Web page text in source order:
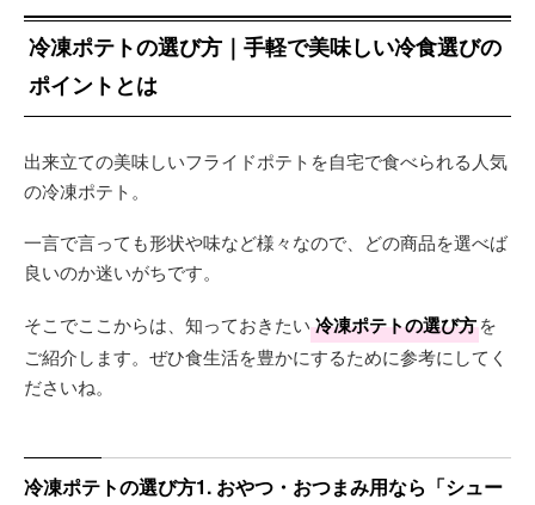
冷凍ポテトの選び方｜手軽で美味しい冷食選びの
ポイントとは
出来立ての美味しいフライドポテトを自宅で食べられる人気
の冷凍ポテト。
一言で言っても形状や味など様々なので、どの商品を選べば
良いのか迷いがちです。
そこでここからは、知っておきたい 冷凍ポテトの選び方を
ご紹介します。ぜひ食生活を豊かにするために参考にしてく
ださいね。
冷凍ポテトの選び方1. おやつ・おつまみ用なら「シュー